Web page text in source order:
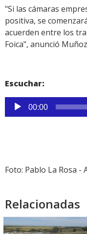
"Si las cámaras
positiva, se
acuerden entre los
Foica", anunció
Escuchar:
Reproductor
de
00:00
Foto: Pablo La Rosa -
Relacionadas